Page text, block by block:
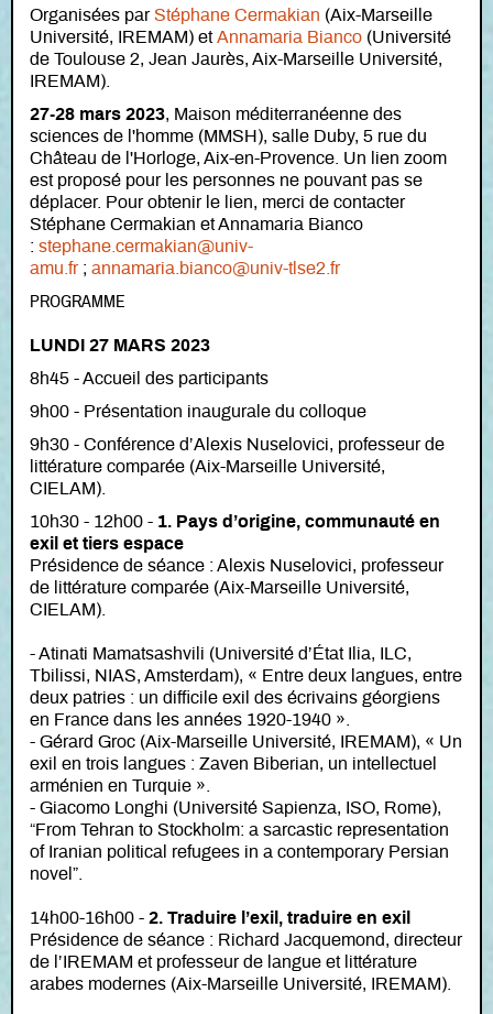
Organisées parStéphane Cermakian (Aix-Marseille
Université, IREMAM) etAnnamaria Bianco (Université
de Toulouse 2, Jean Jaurès, Aix-Marseille Université,
IREMAM).
27-28 mars 2023, Maison méditerranéenne des
sciences de l'homme (MMSH), salle Duby, 5 rue du
Château de l'Horloge, Aix-en-Provence. Un lien zoom
est proposé pour les personnes ne pouvant pas se
déplacer. Pour obtenir le lien, merci de contacter
Stéphane Cermakian et Annamaria Bianco
: stephane.cermakian@univ-
amu.fr; annamaria.bianco@univ-tlse2.fr
PROGRAMME
LUNDI 27 MARS 2023
8h45 - Accueil des participants
9h00 - Présentation inaugurale du colloque
9h30 - Conférence d’Alexis Nuselovici, professeur de
littérature comparée (Aix-Marseille Université,
CIELAM).
10h30 - 12h00 - 1. Pays d’origine, communauté en
exil et tiers espace
Présidence de séance : Alexis Nuselovici, professeur
de littérature comparée (Aix-Marseille Université,
CIELAM).
- Atinati Mamatsashvili (Université d’État Ilia, ILC,
Tbilissi, NIAS, Amsterdam), « Entre deux langues, entre
deux patries : un difficile exil des écrivains géorgiens
en France dans les années 1920-1940 ».
- Gérard Groc (Aix-Marseille Université, IREMAM), « Un
exil en trois langues : Zaven Biberian, un intellectuel
arménien en Turquie ».
- Giacomo Longhi (Université Sapienza, ISO, Rome),
“From Tehran to Stockholm: a sarcastic representation
of Iranian political refugees in a contemporary Persian
novel”.
14h00-16h00 - 2. Traduire l’exil, traduire en exil
Présidence de séance : Richard Jacquemond, directeur
de l’IREMAM et professeur de langue et littérature
arabes modernes (Aix-Marseille Université, IREMAM).